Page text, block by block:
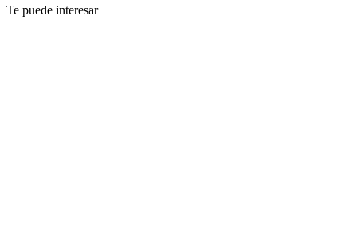
Te puede interesar